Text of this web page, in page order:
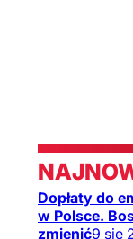
Dopłaty do
w Polsce.
zmienić9 sie